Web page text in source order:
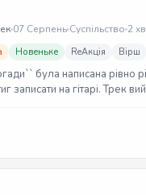
07 Серпень Суспільство 2
Новеньке ReАкція Вірш
була написана рівно
записати на гітарі. Трек